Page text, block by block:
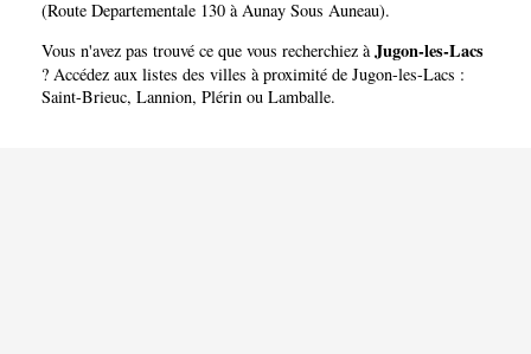
(Route Departementale 130 à Aunay Sous Auneau).
Vous n'avez pas trouvé ce que vous recherchiez àJugon-les-Lacs
? Accédez aux listes des villes à proximité de Jugon-les-Lacs :
Saint-Brieuc, Lannion, Plérin ou Lamballe.